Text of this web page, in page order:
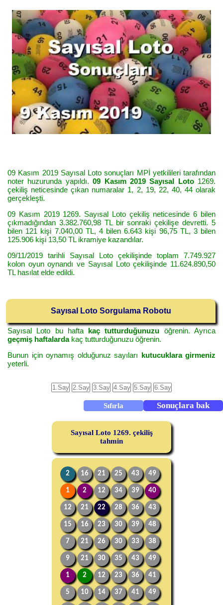
09 Kasım 2019 Sayısal Loto sonuçları MPİ yetkilileri tarafından
noter huzurunda yapıldı.09 Kasım 2019 Sayısal Loto1269.
çekiliş neticesinde çıkan numaralar 1, 2, 19, 22, 40, 44 olarak
gerçekleşti.
09 Kasım 2019 1269. Sayısal Loto çekiliş neticesinde 6 bilen
çıkmadığından 3.382.760,98 TL bir sonraki çekilişe devretti. 5
bilen 121 kişi 7.040,00 TL, 4 bilen 6.643 kişi 96,75 TL, 3 bilen
125.906 kişi 13,50 TL ikramiye kazandılar.
09/11/2019 tarihli Sayısal Loto çekilişinde toplam 7.749.927
kolon oyun oynandı ve Sayısal Loto çekilişinde 11.624.890,50
TL hasılat elde edildi.
Sayısal Loto Sorgulama Robotu
Sayısal Loto bu hafta kaç tutturduğunuzu öğrenin. Ayrıca
geçmiş haftalardakaç tutturduğunuzu öğrenin.
Bunun için oynamış olduğunuz sayıları kutucuklara girmeniz
yeterli.
Sayısal Loto 1269. çekiliş
tahmin
2 16 21 25 43 49
1 2 12 34 39 40
12 21 22 28 36 43
15 16 23 30 39 48
7 21 26 30 33 38
9 21 30 35 43 49
1 2 12 23 36 41
5 10 14 37 41 49